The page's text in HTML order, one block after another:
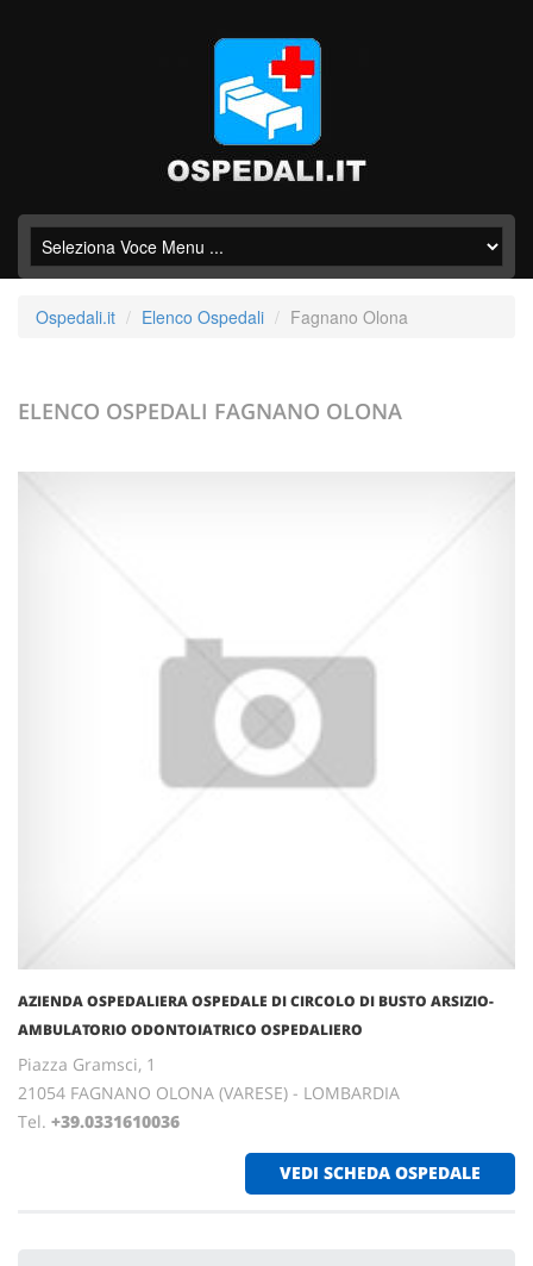
Ospedali.it Elenco Ospedali Fagnano Olona
ELENCO OSPEDALI FAGNANO OLONA
AZIENDA OSPEDALIERA OSPEDALE DI CIRCOLO DI BUSTO ARSIZIO-
AMBULATORIO ODONTOIATRICO OSPEDALIERO
Piazza Gramsci, 1
21054 FAGNANO OLONA (VARESE) - LOMBARDIA
Tel. +39.0331610036
VEDI SCHEDA OSPEDALE